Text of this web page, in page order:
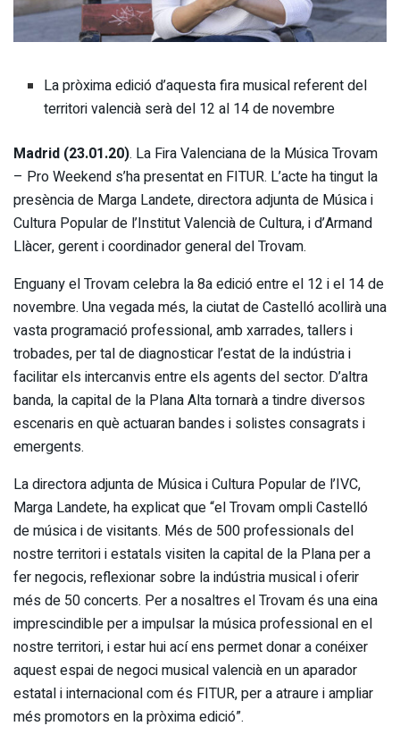
La pròxima edició d’aquesta fira musical referent del
territori valencià serà del 12 al 14 de novembre
Madrid (23.01.20). La Fira Valenciana de la Música Trovam
– Pro Weekend s’ha presentat en FITUR. L’acte ha tingut la
presència de Marga Landete, directora adjunta de Música i
Cultura Popular de l’Institut Valencià de Cultura, i d’Armand
Llàcer, gerent i coordinador general del Trovam.
Enguany el Trovam celebra la 8a edició entre el 12 i el 14 de
novembre. Una vegada més, la ciutat de Castelló acollirà una
vasta programació professional, amb xarrades, tallers i
trobades, per tal de diagnosticar l’estat de la indústria i
facilitar els intercanvis entre els agents del sector. D’altra
banda, la capital de la Plana Alta tornarà a tindre diversos
escenaris en què actuaran bandes i solistes consagrats i
emergents.
La directora adjunta de Música i Cultura Popular de l’IVC,
Marga Landete, ha explicat que “el Trovam ompli Castelló
de música i de visitants. Més de 500 professionals del
nostre territori i estatals visiten la capital de la Plana per a
fer negocis, reflexionar sobre la indústria musical i oferir
més de 50 concerts. Per a nosaltres el Trovam és una eina
imprescindible per a impulsar la música professional en el
nostre territori, i estar hui ací ens permet donar a conéixer
aquest espai de negoci musical valencià en un aparador
estatal i internacional com és FITUR, per a atraure i ampliar
més promotors en la pròxima edició”.